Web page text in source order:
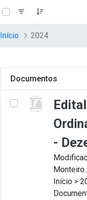
Pular para o Conteúdo
teste descricao
Início 2024
Documentos
-
Monteiro.
Início >